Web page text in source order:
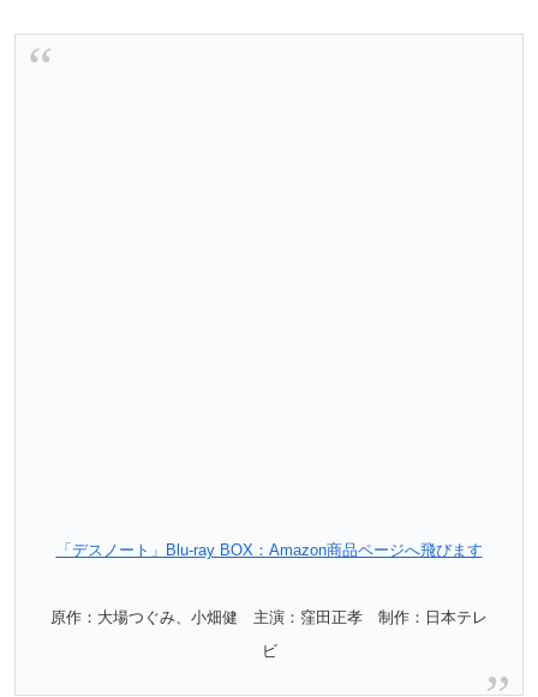
「デスノート」Blu-ray BOX：Amazon商品ページへ飛びます
原作：大場つぐみ、小畑健 主演：窪田正孝 制作：日本テレ
ビ